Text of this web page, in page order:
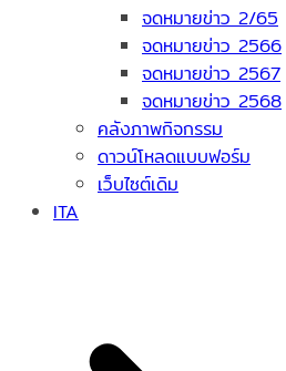
จดหมายข่าว 2/65
จดหมายข่าว 2566
จดหมายข่าว 2567
จดหมายข่าว 2568
คลังภาพกิจกรรม
ดาวน์โหลดแบบฟอร์ม
เว็บไซต์เดิม
ITA